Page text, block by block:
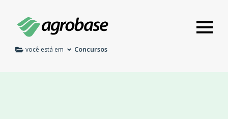
você está em Concursos